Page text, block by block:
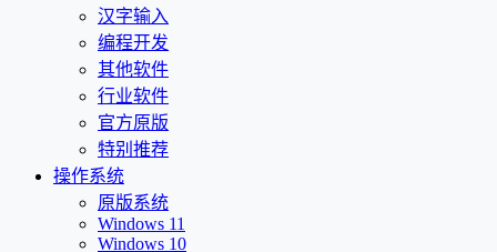
汉字输入
编程开发
其他软件
行业软件
官方原版
特别推荐
操作系统
原版系统
Windows 11
Windows 10